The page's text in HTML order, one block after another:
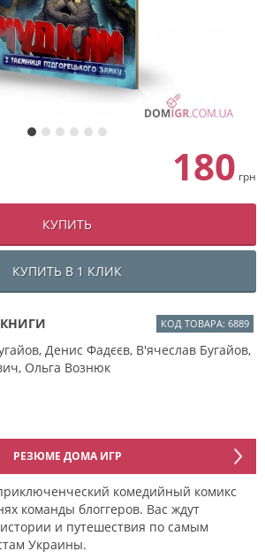
180 грн
КУПИТЬ
КУПИТЬ В 1 КЛИК
КОД ТОВАРА: 6889
Денис Фадєєв, В'ячеслав Бугайов,
Ольга Вознюк
РЕЗЮМЕ ДОМА ИГР
комедийный комикс
команды блоггеров. Вас ждут
и путешествия по самым
Украины.